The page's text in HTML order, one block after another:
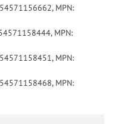
MPN:
MPN:
MPN:
MPN: